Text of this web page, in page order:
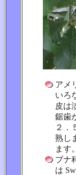
アメ
いろ
皮は
鋸歯
２．
熟し
ます。
ブナ
は